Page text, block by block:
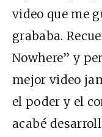
video que me
grababa.
Nowhere” y
mejor video
el poder y el
acabé